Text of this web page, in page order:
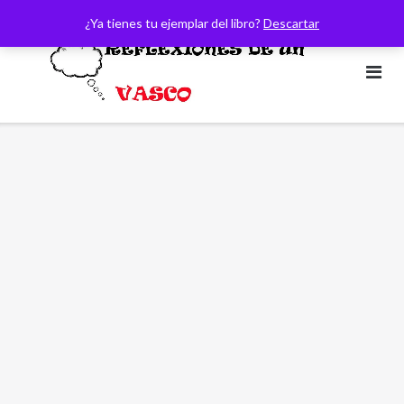
¿Ya tienes tu ejemplar del libro? Descartar
contenido